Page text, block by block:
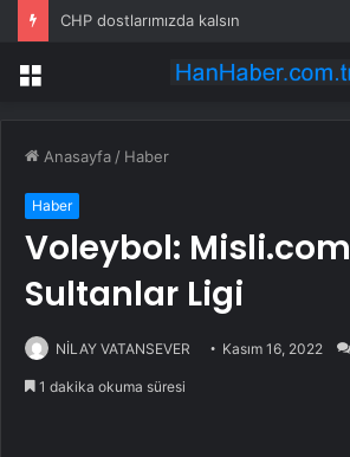
CHP dostlarımızda kalsın
Menü
Anasayfa / Haber
Haber
Voleybol: Misli.com
Sultanlar Ligi
NİLAY VATANSEVER Kasım 16, 2022
1 dakika okuma süresi